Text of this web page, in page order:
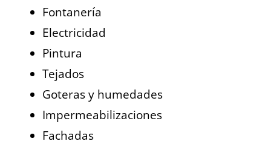
Fontanería
Electricidad
Pintura
Tejados
Goteras y humedades
Impermeabilizaciones
Fachadas